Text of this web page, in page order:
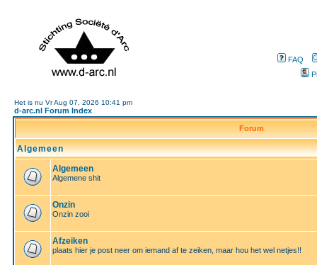
FAQ
Het is nu Vr Aug 07, 2026 10:41 pm
d-arc.nl Forum Index
Forum
Algemeen
Algemeen
Algemene shit
Onzin
Onzin zooi
Afzeiken
plaats hier je post neer om iemand af te zeiken, maar hou het wel netjes!!